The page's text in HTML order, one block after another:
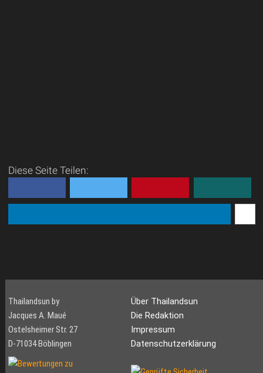
Diese Seite Teilen:
Thailandsun by
Jacques A. Maué
Ostelsheimer Str. 27
D-71034 Böblingen
Über Thailandsun
Die Redaktion
Impressum
Datenschutzerklärung